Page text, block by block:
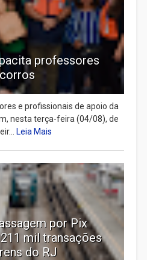
professores
e profissionais de apoio da
nesta terça-feira (04/08), de
Leia Mais
por Pix
mil transações
do RJ